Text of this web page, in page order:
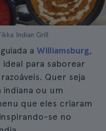
Indian Grill
a Williamsburg,
ideal para saborear
Quer seja
indiana ou um
que eles criaram
se no